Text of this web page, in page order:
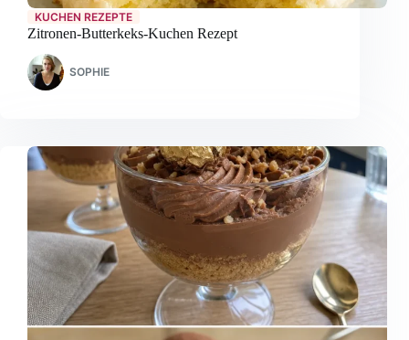
KUCHEN REZEPTE
Zitronen-Butterkeks-Kuchen Rezept
SOPHIE